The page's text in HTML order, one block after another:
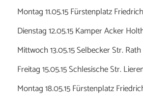
Montag 11.05.15 Fürstenplatz
Dienstag 12.05.15 Kamper Acker
Mittwoch 13.05.15 Selbecker Str. Rath
Freitag 15.05.15 Schlesische Str.
Montag 18.05.15 Fürstenplatz